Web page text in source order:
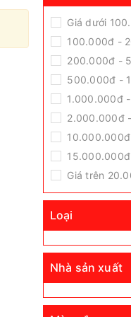
Giá dưới
100.000đ -
200.000đ -
500.000đ -
1.000.000đ
2.000.000đ
Giá trên
Loại
Nhà sản xuất